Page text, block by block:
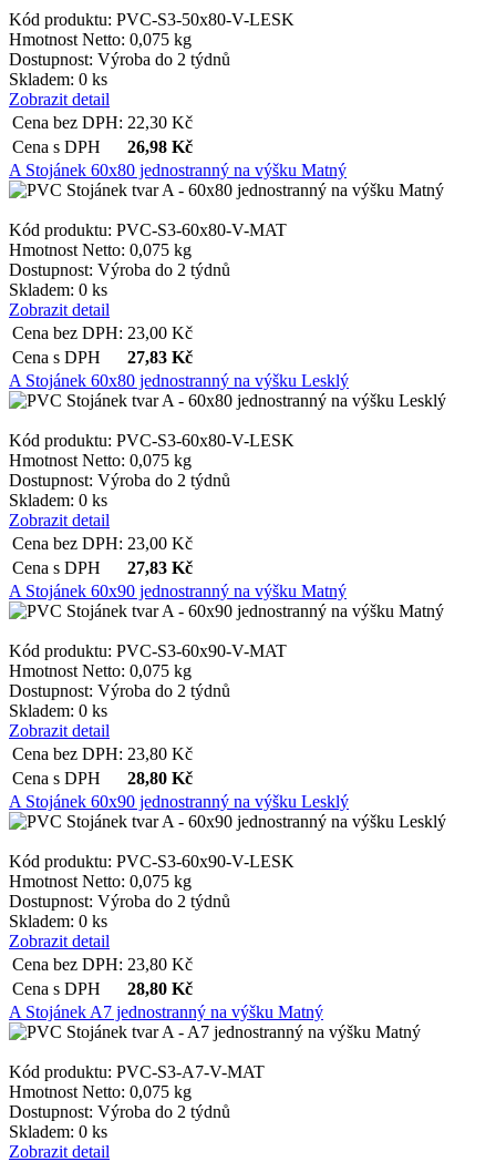
Kód produktu: PVC-S3-50x80-V-LESK
Hmotnost Netto: 0,075 kg
Dostupnost: Výroba do 2 týdnů
Skladem: 0 ks
Zobrazit detail
Cena bez DPH: 22,30 Kč
Cena s DPH
26,98 Kč
A Stojánek 60x80 jednostranný na výšku Matný
Kód produktu: PVC-S3-60x80-V-MAT
Hmotnost Netto: 0,075 kg
Dostupnost: Výroba do 2 týdnů
Skladem: 0 ks
Zobrazit detail
Cena bez DPH: 23,00 Kč
Cena s DPH
27,83 Kč
A Stojánek 60x80 jednostranný na výšku Lesklý
Kód produktu: PVC-S3-60x80-V-LESK
Hmotnost Netto: 0,075 kg
Dostupnost: Výroba do 2 týdnů
Skladem: 0 ks
Zobrazit detail
Cena bez DPH: 23,00 Kč
Cena s DPH
27,83 Kč
A Stojánek 60x90 jednostranný na výšku Matný
Kód produktu: PVC-S3-60x90-V-MAT
Hmotnost Netto: 0,075 kg
Dostupnost: Výroba do 2 týdnů
Skladem: 0 ks
Zobrazit detail
Cena bez DPH: 23,80 Kč
Cena s DPH
28,80 Kč
A Stojánek 60x90 jednostranný na výšku Lesklý
Kód produktu: PVC-S3-60x90-V-LESK
Hmotnost Netto: 0,075 kg
Dostupnost: Výroba do 2 týdnů
Skladem: 0 ks
Zobrazit detail
Cena bez DPH: 23,80 Kč
Cena s DPH
28,80 Kč
A Stojánek A7 jednostranný na výšku Matný
Kód produktu: PVC-S3-A7-V-MAT
Hmotnost Netto: 0,075 kg
Dostupnost: Výroba do 2 týdnů
Skladem: 0 ks
Zobrazit detail